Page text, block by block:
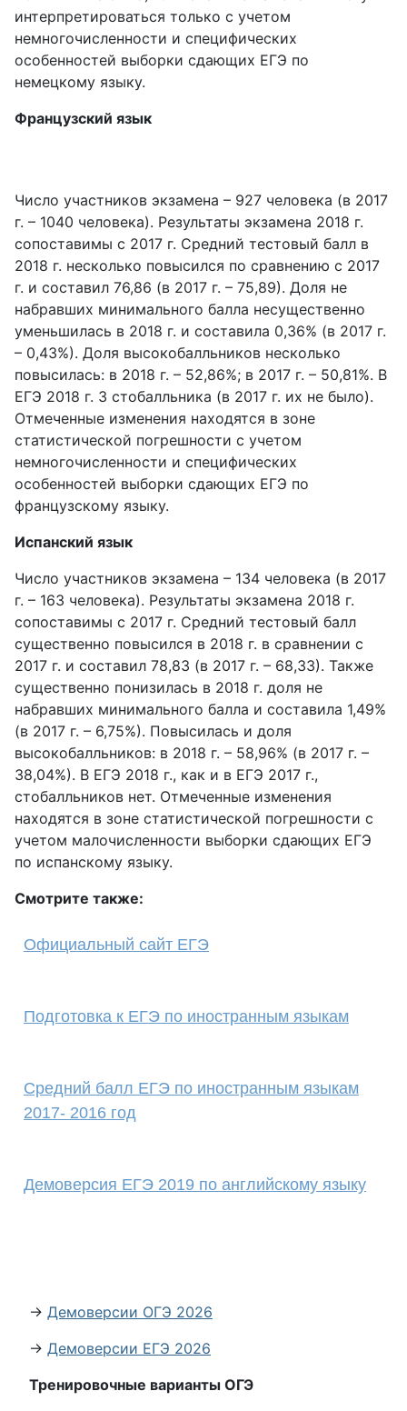
интерпретироваться только с учетом
немногочисленности и специфических
особенностей выборки сдающих ЕГЭ по
немецкому языку.
Французский язык
Число участников экзамена – 927 человека (в 2017
г. – 1040 человека). Результаты экзамена 2018 г.
сопоставимы с 2017 г. Средний тестовый балл в
2018 г. несколько повысился по сравнению с 2017
г. и составил 76,86 (в 2017 г. – 75,89). Доля не
набравших минимального балла несущественно
уменьшилась в 2018 г. и составила 0,36% (в 2017 г.
– 0,43%). Доля высокобалльников несколько
повысилась: в 2018 г. – 52,86%; в 2017 г. – 50,81%. В
ЕГЭ 2018 г. 3 стобалльника (в 2017 г. их не было).
Отмеченные изменения находятся в зоне
статистической погрешности с учетом
немногочисленности и специфических
особенностей выборки сдающих ЕГЭ по
французскому языку.
Испанский язык
Число участников экзамена – 134 человека (в 2017
г. – 163 человека). Результаты экзамена 2018 г.
сопоставимы с 2017 г. Средний тестовый балл
существенно повысился в 2018 г. в сравнении с
2017 г. и составил 78,83 (в 2017 г. – 68,33). Также
существенно понизилась в 2018 г. доля не
набравших минимального балла и составила 1,49%
(в 2017 г. – 6,75%). Повысилась и доля
высокобалльников: в 2018 г. – 58,96% (в 2017 г. –
38,04%). В ЕГЭ 2018 г., как и в ЕГЭ 2017 г.,
стобалльников нет. Отмеченные изменения
находятся в зоне статистической погрешности с
учетом малочисленности выборки сдающих ЕГЭ
по испанскому языку.
Смотрите также:
Официальный сайт ЕГЭ
Подготовка к ЕГЭ по иностранным языкам
Средний балл ЕГЭ по иностранным языкам
2017- 2016 год
Демоверсия ЕГЭ 2019 по английскому языку
→ Демоверсии ОГЭ 2026
→ Демоверсии ЕГЭ 2026
Тренировочные варианты ОГЭ